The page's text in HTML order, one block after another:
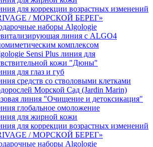
для коррекции возрастных изменений
/ МОРСКОЙ БЕРЕГ»
наборы Algologie
линия с ALGO4
комплексом
Sensi Plus линия для
кожи "Дюны"
для глаз и губ
средств со стволовыми клетками
Морской Сад (Jardin Marin)
линия "Очищение и детоксикация"
глобальное омоложение
для жирной кожи
для коррекции возрастных изменений
/ МОРСКОЙ БЕРЕГ»
наборы Algologie